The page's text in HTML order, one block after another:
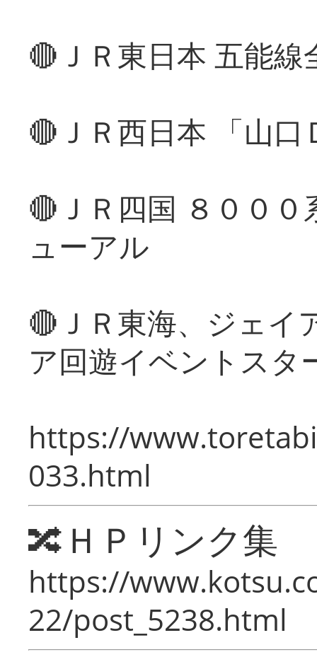
🔴ＪＲ東日本 五能
🔴ＪＲ西日本 「山
🔴ＪＲ四国 ８００
ューアル
🔴ＪＲ東海、ジェイ
ア回遊イベントスタ
https://
033.html
🔀ＨＰリンク集
https://
22/post_5238.html